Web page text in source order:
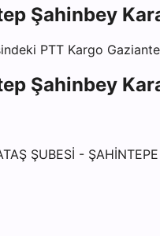
Şahinbey
PTT Kargo
Şahinbey
ŞUBESİ -